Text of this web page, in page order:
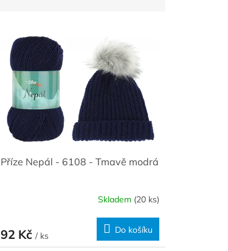
Příze Nepál - 6108 - Tmavě modrá
Skladem (20 ks)
92 Kč / ks
Do košíku